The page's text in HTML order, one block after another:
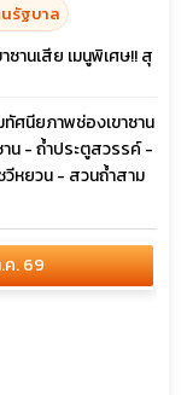
นรัฐบาล
ซานเสีย เมนูพิเศษ!! สุ
ศนียภาพช่องเขาซาน
าน - ถ้ำประตูสวรรค์ -
วีหยวน - สวนถ้ำสาม
ค. 69